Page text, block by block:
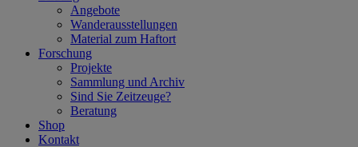
Angebote
Wanderausstellungen
Material zum Haftort
Forschung
Projekte
Sammlung und Archiv
Sind Sie Zeitzeuge?
Beratung
Shop
Kontakt